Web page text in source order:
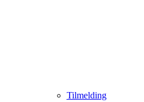
Tilmelding